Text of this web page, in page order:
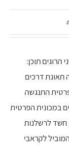
תוכן:
תאונת דרכים
התנגשה
במכונית הפרטית
חשד לרשלנות
לקראבי